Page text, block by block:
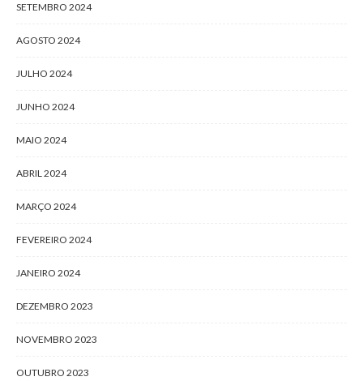
SETEMBRO 2024
AGOSTO 2024
JULHO 2024
JUNHO 2024
MAIO 2024
ABRIL 2024
MARÇO 2024
FEVEREIRO 2024
JANEIRO 2024
DEZEMBRO 2023
NOVEMBRO 2023
OUTUBRO 2023